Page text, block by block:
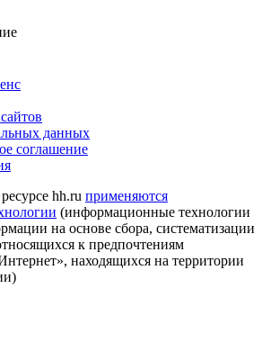
данных
соглашение
hh.ru применяются
(информационные технологии
на основе сбора, систематизации
к предпочтениям
находящихся на территории